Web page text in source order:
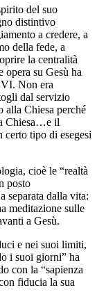
del suo
distintivo
a credere, a
della fede, a
la centralità
su Gesù ha
Non era
dal servizio
alla Chiesa perché
Chiesa…e il
tipo di esegesi
cioè le “realtà
posto
separata dalla vita:
meditazione sulle
a Gesù.
e nei suoi limiti,
i suoi giorni” ha
con la “sapienza
fiducia la sua